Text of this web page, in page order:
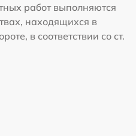
работ выполняются
находящихся в
в соответствии со ст.